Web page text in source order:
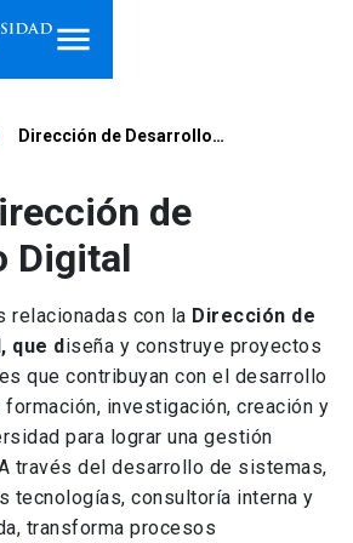
e
launch
Dirección de Desarrollo…
de
Digital
relacionadas con la Dirección de
que diseña y construye proyectos
que contribuyan con el desarrollo
investigación, creación y
para lograr una gestión
través del desarrollo de sistemas,
tecnologías, consultoría interna y
transforma procesos